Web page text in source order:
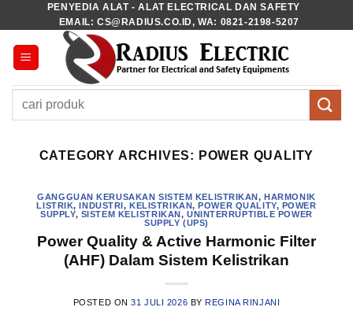
to
content
PENYEDIA ALAT - ALAT ELECTRICAL DAN SAFETY
EMAIL: CS@RADIUS.CO.ID, WA: 0821-2198-5207
Pencarian
CATEGORY ARCHIVES: POWER QUALITY
GANGGUAN KERUSAKAN SISTEM KELISTRIKAN,HARMONIK
LISTRIK,INDUSTRI,KELISTRIKAN,POWER QUALITY, POWER
SUPPLY, SISTEM KELISTRIKAN, UNINTERRUPTIBLE POWER
SUPPLY (UPS)
Power Quality & Active Harmonic Filter
(AHF) Dalam Sistem Kelistrikan
POSTED ON31 JULI 2026 BYREGINA RINJANI